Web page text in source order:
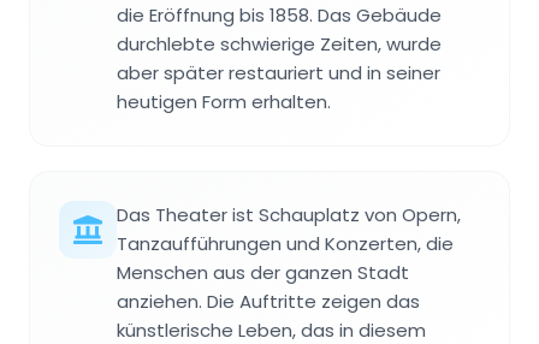
die Eröffnung bis 1858. Das Gebäude
durchlebte schwierige Zeiten, wurde
aber später restauriert und in seiner
heutigen Form erhalten.
Das Theater ist Schauplatz von Opern,
Tanzaufführungen und Konzerten, die
Menschen aus der ganzen Stadt
anziehen. Die Auftritte zeigen das
künstlerische Leben, das in diesem